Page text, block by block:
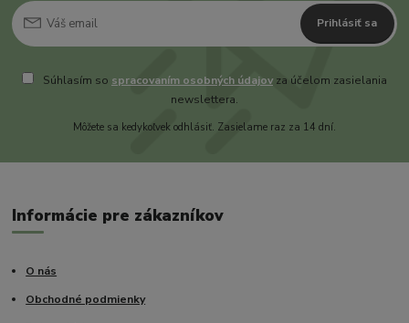
Prihlásiť sa
Súhlasím so spracovaním osobných údajovza účelom zasielania
newslettera.
Môžete sa kedykoľvek odhlásiť. Zasielame raz za 14 dní.
Informácie pre zákazníkov
O nás
Obchodné podmienky